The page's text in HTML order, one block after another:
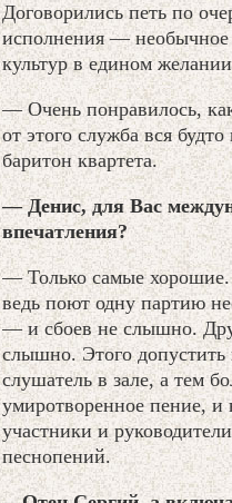
Договорились петь по
исполнения — необычное
культур в едином желании
— Очень понравилось,
от этого служба вся
баритон квартета.
— Денис, для Вас
впечатления?
— Только самые хорошие.
ведь поют одну партию
— и сбоев не слышно.
слышно. Этого
слушатель в зале, а тем
умиротворенное пение, и
участники и
песнопений.